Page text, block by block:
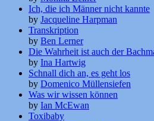
Ich, die ich Männer nicht kannte
by Jacqueline Harpman
Transkription
by Ben Lerner
Die Wahrheit ist auch der
by Ina Hartwig
Schnall dich an, es geht los
by Domenico Müllensiefen
Was wir wissen können
by Ian McEwan
Toxibaby